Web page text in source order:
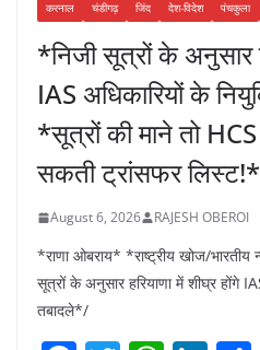
करनाल चंडीगढ़ जिंद देश-विदेश पंचकुला
*निजी सूत्रों के अनुसार
IAS अधिकारियों के
*सूत्रों की माने तो
सकती ट्रांसफर लिस्ट!*
August 6, 2026 RAJESH OBEROI
*राणा ओबराय* *राष्ट्रीय खोज/
सूत्रों के अनुसार हरियाणा में शीघ्र होंगे
तबादले*/